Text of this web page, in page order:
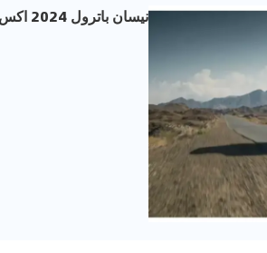
نيسان باترول 2024 اكس اي